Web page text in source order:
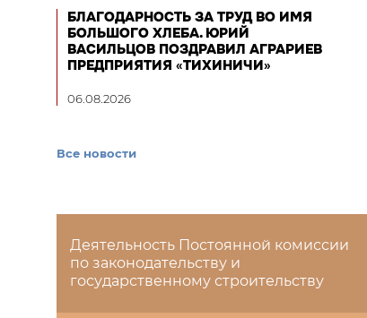
БЛАГОДАРНОСТЬ ЗА ТРУД ВО ИМЯ
БОЛЬШОГО ХЛЕБА. ЮРИЙ
ВАСИЛЬЦОВ ПОЗДРАВИЛ АГРАРИЕВ
ПРЕДПРИЯТИЯ «ТИХИНИЧИ»
06.08.2026
Все новости
Деятельность Постоянной комиссии
по законодательству и
государственному строительству